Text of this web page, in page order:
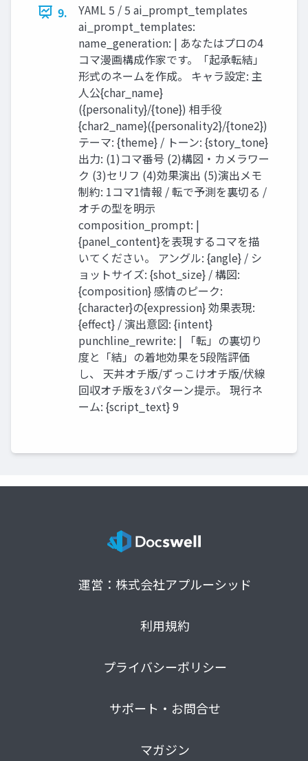
9.
YAML 5 / 5 ai_prompt_templates
ai_prompt_templates:
name_generation: | あなたはプロの4
コマ漫画構成作家です。「起承転結」
形式のネームを作成。 キャラ設定: 主
人公{char_name}
({personality}/{tone}) 相手役
{char2_name}({personality2}/{tone2})
テーマ: {theme} / トーン: {story_tone}
出力: (1)コマ番号 (2)構図・カメラワー
ク (3)セリフ (4)効果演出 (5)演出メモ
制約: 1コマ1情報 / 転で予測を裏切る /
オチの型を明示
composition_prompt: |
{panel_content}を表現するコマを描
いてください。 アングル: {angle} / シ
ョットサイズ: {shot_size} / 構図:
{composition} 感情のピーク:
{character}の{expression} 効果表現:
{effect} / 演出意図: {intent}
punchline_rewrite: | 「転」の裏切り
度と「結」の着地効果を5段階評価
し、 天丼オチ版/ずっこけオチ版/伏線
回収オチ版を3パターン提示。 現行ネ
ーム: {script_text} 9
運営：株式会社アプルーシッド
利用規約
プライバシーポリシー
サポート・お問合せ
マガジン